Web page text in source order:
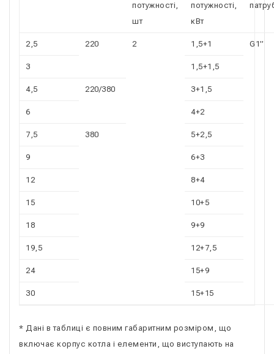
потужності,
шт
потужності,
кВт
2,5 220 2 1,5+1 G1’’
3 1,5+1,5
4,5 220/380 3+1,5
6 4+2
7,5 380 5+2,5
9 6+3
12 8+4
15 10+5
18 9+9
19,5 12+7,5
24 15+9
30 15+15
* Дані в таблиці є повним габаритним розміром, що
включає корпус котла і елементи, що виступають на